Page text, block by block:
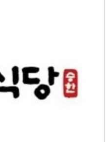
다. 선유나루는 맛있는 음